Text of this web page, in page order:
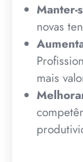
Manter-
novas
mais